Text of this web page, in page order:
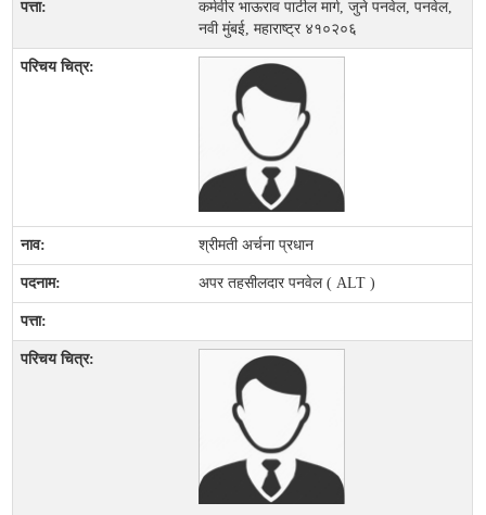
कर्मवीर भाऊराव पाटील मार्ग, जुने पनवेल, पनवेल,
नवी मुंबई, महाराष्ट्र ४१०२०६
श्रीमती अर्चना प्रधान
अपर तहसीलदार पनवेल ( ALT )